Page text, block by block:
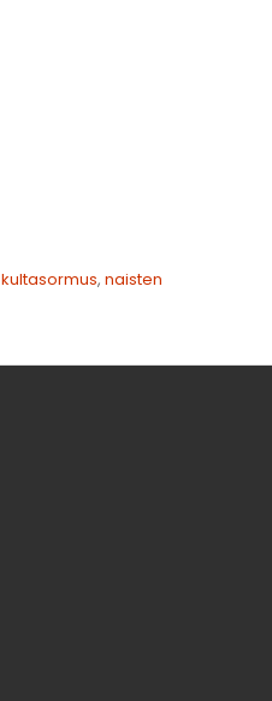
kultasormus, naisten